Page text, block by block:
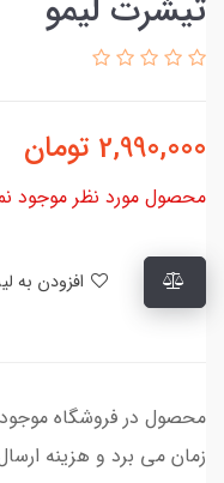
تیشرت لیمو
2,990,000 تومان
محصول مورد نظر موجود
زمان می برد و هزینه